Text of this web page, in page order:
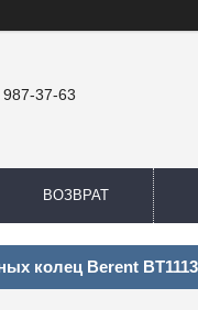
37-63
ВОЗВРАТ
колец Berent